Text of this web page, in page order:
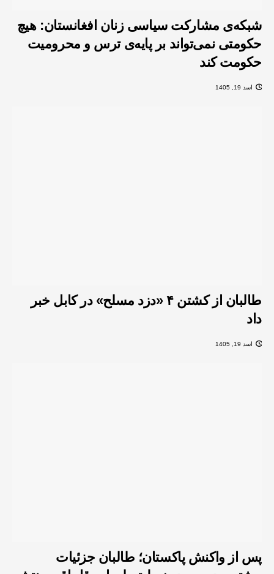
شبکه‌ی مشارکت سیاسی زنان افغانستان: هیچ
حکومتی نمی‌تواند بر پایه‌ی ترس و محرومیت
حکومت کند
اسد 19, 1405
طالبان از کشتن ۴ «دزد مسلح» در کابل خبر
داد
اسد 19, 1405
پس از واکنش پاکستان؛ طالبان جزئیات